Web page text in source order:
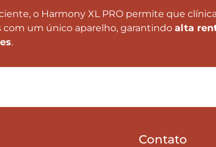
o Harmony XL PRO permite que
um único aparelho, garantindo alta
.
Contato